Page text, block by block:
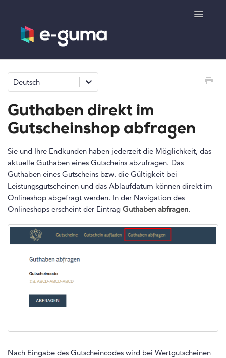
Toggle
Allgemeines
Ticketsystem
Produktshop
e-surprise
Kontakt
Deutsch
Guthaben direkt im
Gutscheinshop abfragen
Sie und Ihre Endkunden haben jederzeit die Möglichkeit, das
aktuelle Guthaben eines Gutscheins abzufragen. Das
Guthaben eines Gutscheins bzw. die Gültigkeit bei
Leistungsgutscheinen und das Ablaufdatum können direkt im
Onlineshop abgefragt werden. In der Navigation des
Onlineshops erscheint der Eintrag Guthaben abfragen.
Nach Eingabe des Gutscheincodes wird bei Wertgutscheinen